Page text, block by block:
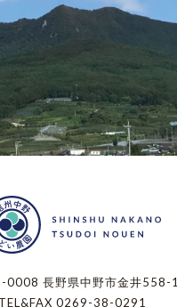
0008 長野県中野市金井558-1
TEL&FAX 0269-38-0291